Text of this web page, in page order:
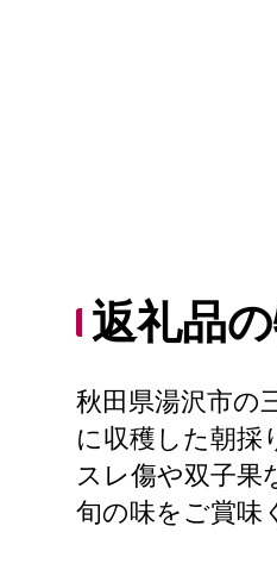
返礼品
秋田県湯沢市の
に収穫した朝採
スレ傷や双子果
旬の味をご賞味